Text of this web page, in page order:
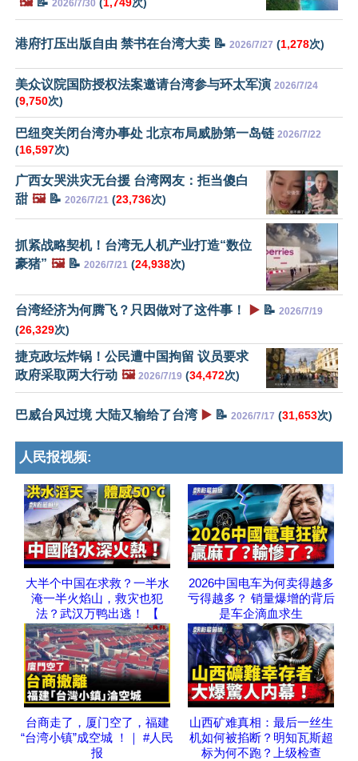
2026/7/30
港府打压出版自由 禁书在台湾大卖 📝 2026/7/27 (1,278次)
美众议院国防授权法案邀请台湾参与环太军演 2026/7/24
(9,750次)
巴纽突关闭台湾办事处 北京布局威胁第一岛链 2026/7/22
(16,597次)
广西女哭洪灾无台援 台湾网友：拒当傻白
甜 🖼️📝 2026/7/21 (23,736次)
抓紧战略契机！台湾无人机产业打造“数位
豪猪” 🖼️📝 2026/7/21 (24,938次)
台湾经济为何腾飞？只因做对了这件事！ ▶️ 📝 2026/7/19
(26,329次)
捷克政坛炸锅！公民遭中国拘留 议员要求
政府采取两大行动 🖼️ 2026/7/19 (34,472次)
巴威台风过境 大陆又输给了台湾 ▶️ 📝 2026/7/17 (31,653次)
人民报视频:
大半个中国在求救？一半水
淹一半火焰山，救灾也犯
法？武汉万鸭出逃！ 【
2026中国电车为何卖得越多
亏得越多？ 销量爆增的背后
是车企滴血求生
台商走了，厦门空了，福建
“台湾小镇”成空城 ！｜ #人民
报
山西矿难真相：最后一丝生
机如何被掐断？明知瓦斯超
标为何不跑？上级检查